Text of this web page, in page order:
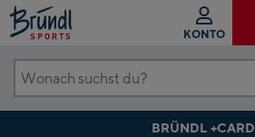
KONTO
Wonach
suchst
BRÜNDL +CARD